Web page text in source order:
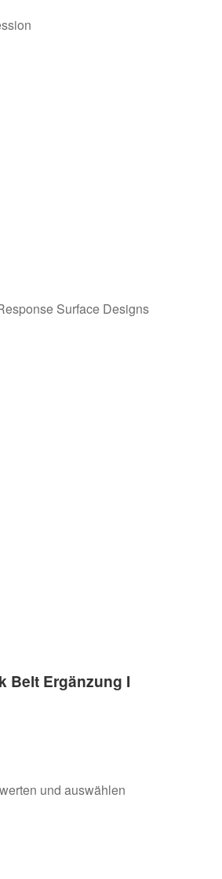
Surface Designs
Belt Ergänzung I
und auswählen